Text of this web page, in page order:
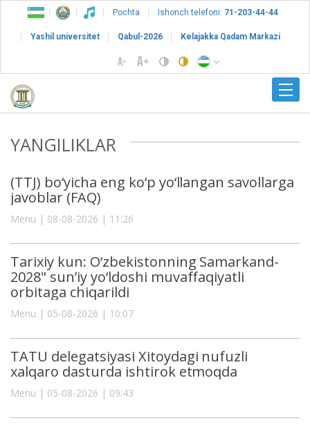
Pochta Ishonch telefoni: 71-203-44-44
Yashil universitet Qabul-2026 Kelajakka Qadam Markazi
YANGILIKLAR
(TTJ) bo‘yicha eng ko‘p yo‘llangan savollarga
javoblar (FAQ)
Menu | 08-08-2026 | 11:26
Tarixiy kun: O‘zbekistonning Samarkand-
2028" sun’iy yo‘ldoshi muvaffaqiyatli
orbitaga chiqarildi
Menu | 05-08-2026 | 10:07
TATU delegatsiyasi Xitoydagi nufuzli
xalqaro dasturda ishtirok etmoqda
Menu | 05-08-2026 | 09:43